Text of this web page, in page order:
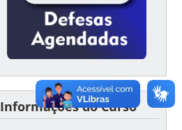
Informações do Curso